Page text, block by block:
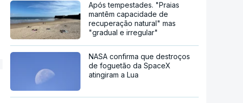
Após tempestades. "Praias
mantêm capacidade de
recuperação natural" mas
"gradual e irregular"
NASA confirma que destroços
de foguetão da SpaceX
atingiram a Lua